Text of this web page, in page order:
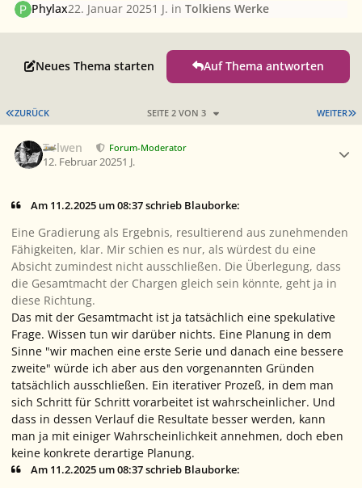
Phylax22. Januar 20251 J. inTolkiens Werke
Neues Thema starten Auf Thema antworten
ERSTE SEITE
ZURÜCK WEITER
SEITE 2 VON 3
Tolwen Forum-Moderator
12. Februar 20251 J.
Am 11.2.2025 um 08:37 schrieb Blauborke:
Eine Gradierung als Ergebnis, resultierend aus zunehmenden
Fähigkeiten, klar. Mir schien es nur, als würdest du eine
Absicht zumindest nicht ausschließen. Die Überlegung, dass
die Gesamtmacht der Chargen gleich sein könnte, geht ja in
diese Richtung.
Das mit der Gesamtmacht ist ja tatsächlich eine spekulative
Frage. Wissen tun wir darüber nichts. Eine Planung in dem
Sinne "wir machen eine erste Serie und danach eine bessere
zweite" würde ich aber aus den vorgenannten Gründen
tatsächlich ausschließen. Ein iterativer Prozeß, in dem man
sich Schritt für Schritt vorarbeitet ist wahrscheinlicher. Und
dass in dessen Verlauf die Resultate besser werden, kann
man ja mit einiger Wahrscheinlichkeit annehmen, doch eben
keine konkrete derartige Planung.
Am 11.2.2025 um 08:37 schrieb Blauborke: